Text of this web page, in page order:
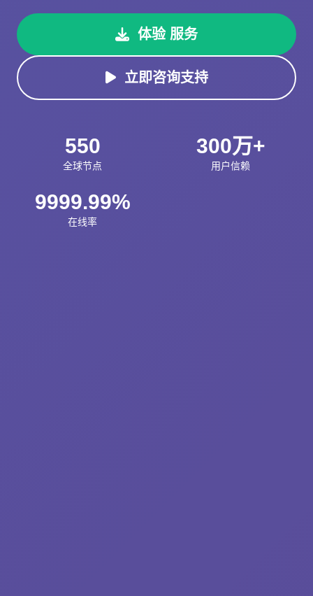
体验 服务
立即咨询支持
550
全球节点
300万+
用户信赖
9999.99%
在线率